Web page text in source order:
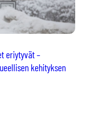
eriytyvät –
kehityksen